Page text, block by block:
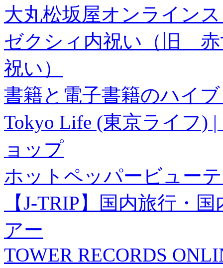
大丸松坂屋オンライン
ゼクシィ内祝い（旧 赤
祝い）
書籍と電子書籍のハイ
Tokyo Life (東京ライフ)
ョップ
ホットペッパービュー
【J-TRIP】国内旅行・
アー
TOWER RECORDS